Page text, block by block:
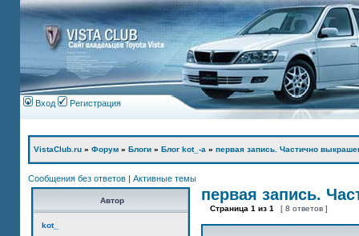
Вход Регистрация
VistaClub.ru » Форум » Блоги » Блог kot_-а » первая запись. Частично
Сообщения без ответов | Активные темы
Автор
kot_
первая запись.
Страница 1 из 1 [ 8 ответов ]